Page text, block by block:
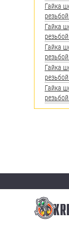
Гайка
Гайка
Гайка
Гайка
Гайка